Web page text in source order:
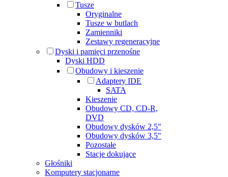
Tusze
Oryginalne
Tusze w butlach
Zamienniki
Zestawy regeneracyjne
Dyski i pamięci przenośne
Dyski HDD
Obudowy i kieszenie
Adaptery IDE
SATA
Kieszenie
Obudowy CD, CD-R,
DVD
Obudowy dysków 2,5"
Obudowy dysków 3,5"
Pozostałe
Stacje dokujące
Głośniki
Komputery stacjonarne